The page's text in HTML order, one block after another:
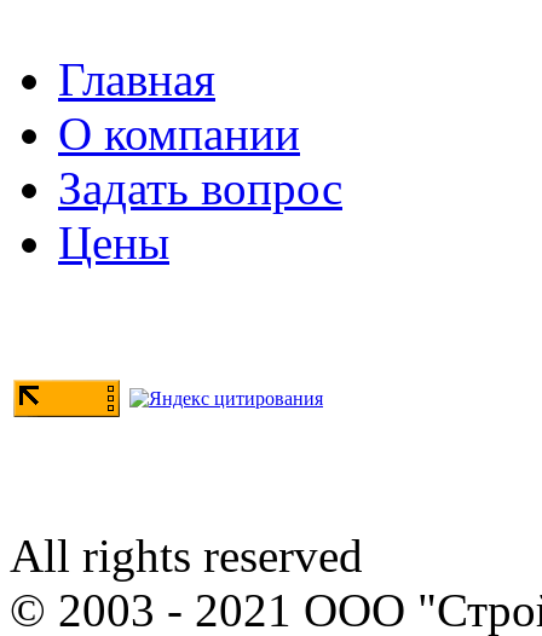
Главная
О компании
Задать вопрос
Цены
All rights reserved
© 2003 - 2021 ООО